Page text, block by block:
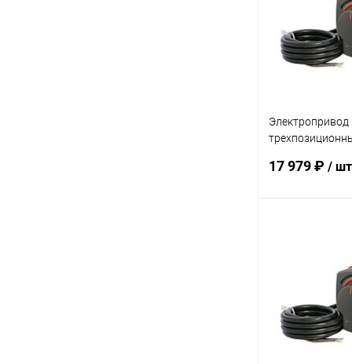
В избранное
Электропривод
17 979 ₽ / шт
Купить в 1
В избранное